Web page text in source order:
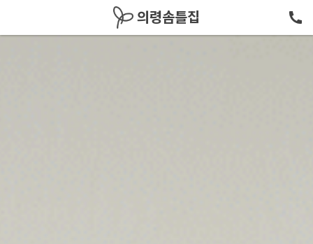
메뉴 건너뛰기
의령솜틀집